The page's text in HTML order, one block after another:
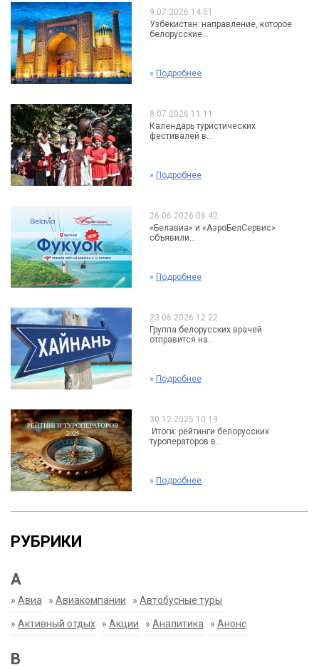
9.07.2026 14:51
Узбекистан: направление, которое
белорусские...
» Подробнее
8.07.2026 11:11
Календарь туристических
фестивалей в...
» Подробнее
26.06.2026 06:42
«Белавиа» и «АэроБелСервис»
объявили...
» Подробнее
23.06.2026 12:22
Группа белорусских врачей
отправится на...
» Подробнее
30.12.2025 10:19
Итоги: рейтинги белорусских
туроператоров в...
» Подробнее
РУБРИКИ
А
» Авиа » Авиакомпании » Автобусные туры
» Активный отдых » Акции » Аналитика » Анонс
В